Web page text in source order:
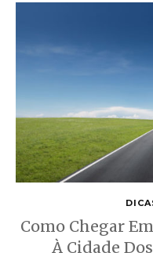
Como Chegar
À Cidade